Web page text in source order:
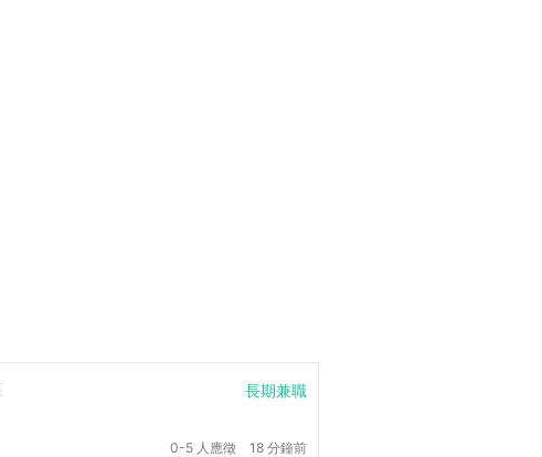
長期兼職
0-5 人應徵 18 分鐘前